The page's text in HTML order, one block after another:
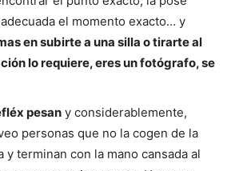
el momento exacto… y
en subirte a una silla o tirarte al
lo requiere, eres un fotógrafo, se
pesan y considerablemente,
personas que no la cogen de la
y terminan con la mano cansada al